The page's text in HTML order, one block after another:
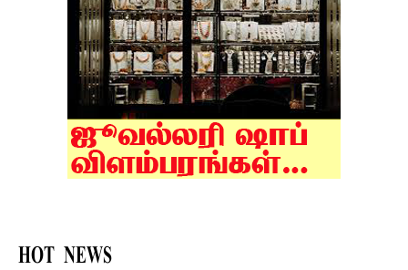
HOT NEWS